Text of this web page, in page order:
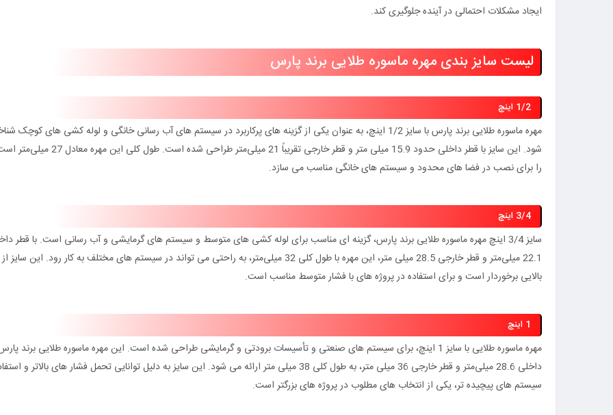
ایجاد مشکلات احتمالی در آینده جلوگیری کند.
لیست سایز بندی مهره ماسوره طلایی برند پارس
مهره ماسوره طلایی برند پارس با سایز 1/2 اینچ، به عنوان یکی از گزینه‌ های پرکاربرد در سیستم‌ های آب‌ رسانی خانگی و لوله‌ کشی‌ های کوچک
شود. این سایز با قطر داخلی حدود 15.9 میلی‌ متر و قطر خارجی تقریباً 21 میلی‌متر
را برای نصب در فضا های محدود و سیستم‌ های خانگی مناسب می‌ سازد.
سایز 3/4 اینچ مهره ماسوره طلایی برند پارس، گزینه‌ ای مناسب برای لوله‌ کشی‌ های متوسط و سیستم‌ های گرمایشی و آب‌ رسانی است. با قطر
22.1 میلی‌متر و قطر خارجی 28.5 میلی‌ متر، این مهره با طول کلی 32 میلی‌متر، به راحتی می‌ تواند در سیستم‌ های مختلف به کار رود. این
بالایی برخوردار است و برای استفاده در پروژه‌ های با فشار متوسط مناسب است.
مهره ماسوره طلایی با سایز 1 اینچ، برای سیستم‌ های صنعتی و تأسیسات برودتی و گرمایشی طراحی شده است. این مهره ماسوره طلایی برند
داخلی 28.6 میلی‌متر و قطر خارجی 36 میلی‌ متر، به طول کلی 38 میلی‌ متر ارائه می‌ شود. این سایز به دلیل توانایی تحمل فشار های بالاتر و
سیستم‌ های پیچیده‌ تر، یکی از انتخاب‌ های مطلوب در پروژه‌ های بزرگتر است.